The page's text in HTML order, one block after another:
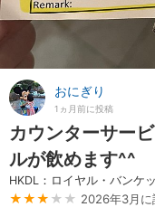
おにぎり
1ヵ月前に投稿
カウンターサー
ルが飲めます^^
HKDL：ロイヤル・バンケ
★★★ ★★ 2026年3月に